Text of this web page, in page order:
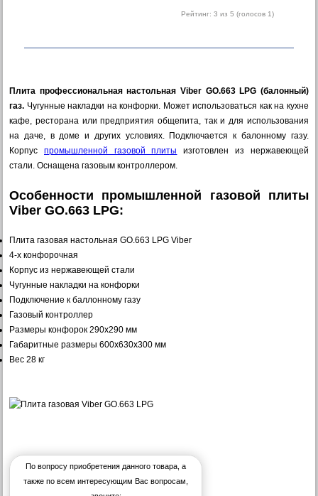
Рейтинг: 3 из 5 (голосов 1)
Плита профессиональная настольная Viber GO.663 LPG (балонный)
газ. Чугунные накладки на конфорки. Может использоваться как на кухне
кафе, ресторана или предприятия общепита, так и для использования
на даче, в доме и других условиях. Подключается к балонному газу.
Корпус промышленной газовой плиты
изготовлен из нержавеющей
стали. Оснащена газовым контроллером.
Особенности промышленной газовой плиты
Viber GO.663 LPG:
Плита газовая настольная GO.663 LPG Viber
4-х конфорочная
Корпус из нержавеющей стали
Чугунные накладки на конфорки
Подключение к баллонному газу
Газовый контроллер
Размеры конфорок 290х290 мм
Габаритные размеры 600х630х300 мм
Вес 28 кг
По вопросу приобретения данного товара, а
также по всем интересующим Вас вопросам,